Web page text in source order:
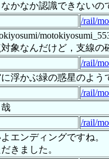
かなか認識できないの
/rail/
象なんだけど，支線の
/rail/
浮かぶ緑の惑星のよう
/rail/
/rail/
エンディングですね。
きました。